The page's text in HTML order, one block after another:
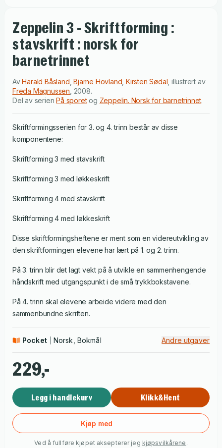
Zeppelin 3 - Skriftforming :
stavskrift : norsk for
barnetrinnet
AvHarald Båsland ,Bjarne Hovland ,Kirsten Sødal ,illustrert av
Freda Magnussen 2008.
Del av serienPå sporetog Zeppelin. Norsk for barnetrinnet.
Skriftformingsserien for 3. og 4. trinn består av disse
komponentene:
Skriftforming 3 med stavskrift
Skriftforming 3 med løkkeskrift
Skriftforming 4 med stavskrift
Skriftforming 4 med løkkeskrift
Disse skriftformingsheftene er ment som en videreutvikling av
den skriftformingen elevene har lært på 1. og 2. trinn.
På 3. trinn blir det lagt vekt på å utvikle en sammenhengende
håndskrift med utgangspunkt i de små trykkbokstavene.
På 4. trinn skal elevene arbeide videre med den
sammenbundne skriften.
Pocket Norsk, Bokmål Andre utgaver
229,-
Legg i handlekurv Klikk&Hent
Kjøp med
Ved å fullføre kjøpet aksepterer jeg kjøpsvilkårene .